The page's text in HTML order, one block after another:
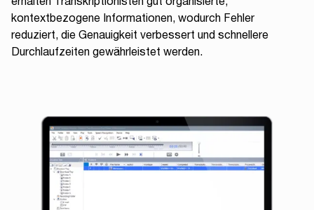
kontextbezogene Informationen, wodurch Fehler
reduziert, die Genauigkeit verbessert und schnellere
Durchlaufzeiten gewährleistet werden.